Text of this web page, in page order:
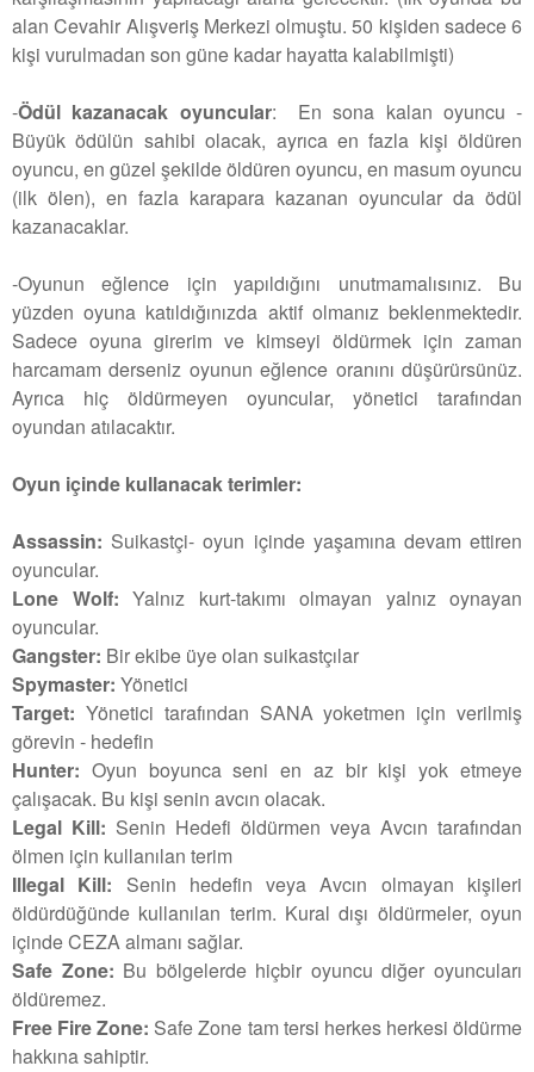
alan Cevahir Alışveriş Merkezi olmuştu. 50 kişiden sadece 6
kişi vurulmadan son güne kadar hayatta kalabilmişti)
-Ödül kazanacak oyuncular: En sona kalan oyuncu -
Büyük ödülün sahibi olacak, ayrıca en fazla kişi öldüren
oyuncu, en güzel şekilde öldüren oyuncu, en masum oyuncu
(ilk ölen), en fazla karapara kazanan oyuncular da ödül
kazanacaklar.
-Oyunun eğlence için yapıldığını unutmamalısınız. Bu
yüzden oyuna katıldığınızda aktif olmanız beklenmektedir.
Sadece oyuna girerim ve kimseyi öldürmek için zaman
harcamam derseniz oyunun eğlence oranını düşürürsünüz.
Ayrıca hiç öldürmeyen oyuncular, yönetici tarafından
oyundan atılacaktır.
Oyun içinde kullanacak terimler:
Assassin: Suikastçi- oyun içinde yaşamına devam ettiren
oyuncular.
Lone Wolf: Yalnız kurt-takımı olmayan yalnız oynayan
oyuncular.
Gangster: Bir ekibe üye olan suikastçılar
Spymaster: Yönetici
Target: Yönetici tarafından SANA yoketmen için verilmiş
görevin - hedefin
Hunter: Oyun boyunca seni en az bir kişi yok etmeye
çalışacak. Bu kişi senin avcın olacak.
Legal Kill: Senin Hedefi öldürmen veya Avcın tarafından
ölmen için kullanılan terim
Illegal Kill: Senin hedefin veya Avcın olmayan kişileri
öldürdüğünde kullanılan terim. Kural dışı öldürmeler, oyun
içinde CEZA almanı sağlar.
Safe Zone: Bu bölgelerde hiçbir oyuncu diğer oyuncuları
öldüremez.
Free Fire Zone: Safe Zone tam tersi herkes herkesi öldürme
hakkına sahiptir.